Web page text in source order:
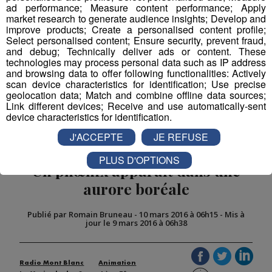
Partager sur Facebook
Partager sur Twitter
Un phœnix apparaît dans une
aurore boréale
Publié par Romain Bruneau - 10 mars 2016 à 06h15 - Mis à
jour le 9 mars 2016 à 06h38
Radio Mont Blanc
Animation
ad performance; Measure content performance; Apply
market research to generate audience insights; Develop and
improve products; Create a personalised content profile;
Select personalised content; Ensure security, prevent fraud,
and debug; Technically deliver ads or content. These
technologies may process personal data such as IP address
and browsing data to offer following functionalities: Actively
scan device characteristics for identification; Use precise
geolocation data; Match and combine offline data sources;
Link different devices; Receive and use automatically-sent
device characteristics for identification.
J'ACCEPTE
JE REFUSE
PLUS D'OPTIONS